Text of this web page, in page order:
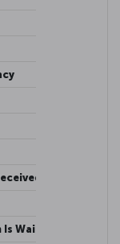
Is Waitlisted